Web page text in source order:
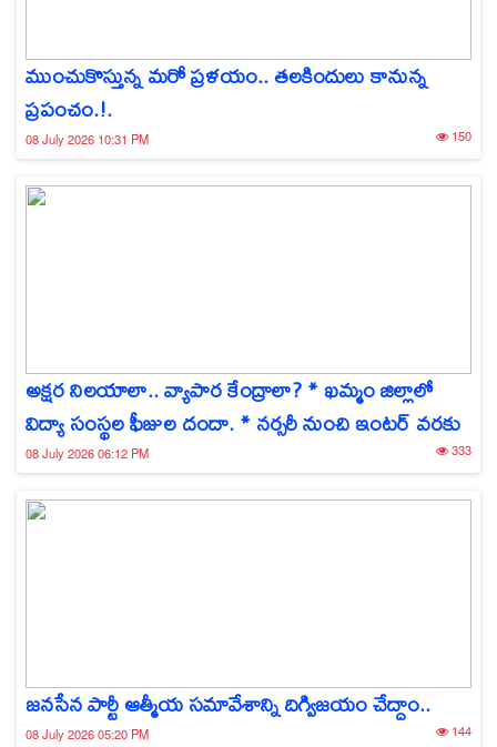
ముంచుకొస్తున్న మరో ప్రళయం.. తలకిందులు కానున్న
ప్రపంచం.!.
08 July 2026 10:31 PM 150
అక్షర నిలయాలా.. వ్యాపార కేంద్రాలా? * ఖమ్మం జిల్లాలో
విద్యా సంస్థల ఫీజుల దందా. * నర్సరీ నుంచి ఇంటర్ వరకు
08 July 2026 06:12 PM 333
జనసేన పార్టీ ఆత్మీయ సమావేశాన్ని దిగ్విజయం చేద్దాం..
08 July 2026 05:20 PM 144